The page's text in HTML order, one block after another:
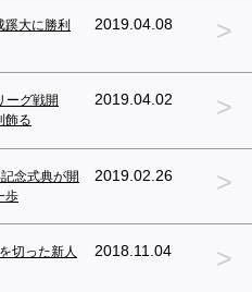
蹊大に勝利
2019.04.08 >
ーグ戦開
飾る
2019.04.02 >
念式典が開
歩
2019.02.26 >
切った新人
2018.11.04 >